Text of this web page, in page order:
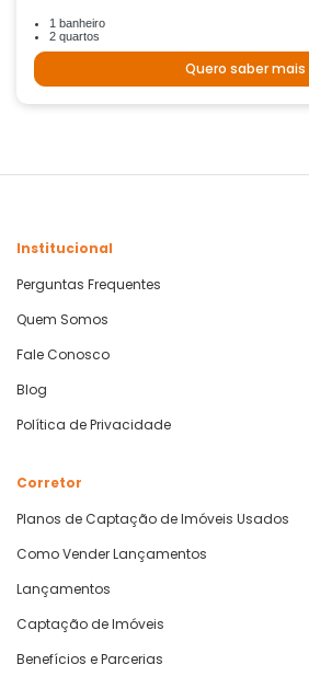
1 banheiro
2 quartos
Quero saber mais
Institucional
Perguntas Frequentes
Quem Somos
Fale Conosco
Blog
Política de Privacidade
Corretor
Planos de Captação de Imóveis Usados
Como Vender Lançamentos
Lançamentos
Captação de Imóveis
Benefícios e Parcerias